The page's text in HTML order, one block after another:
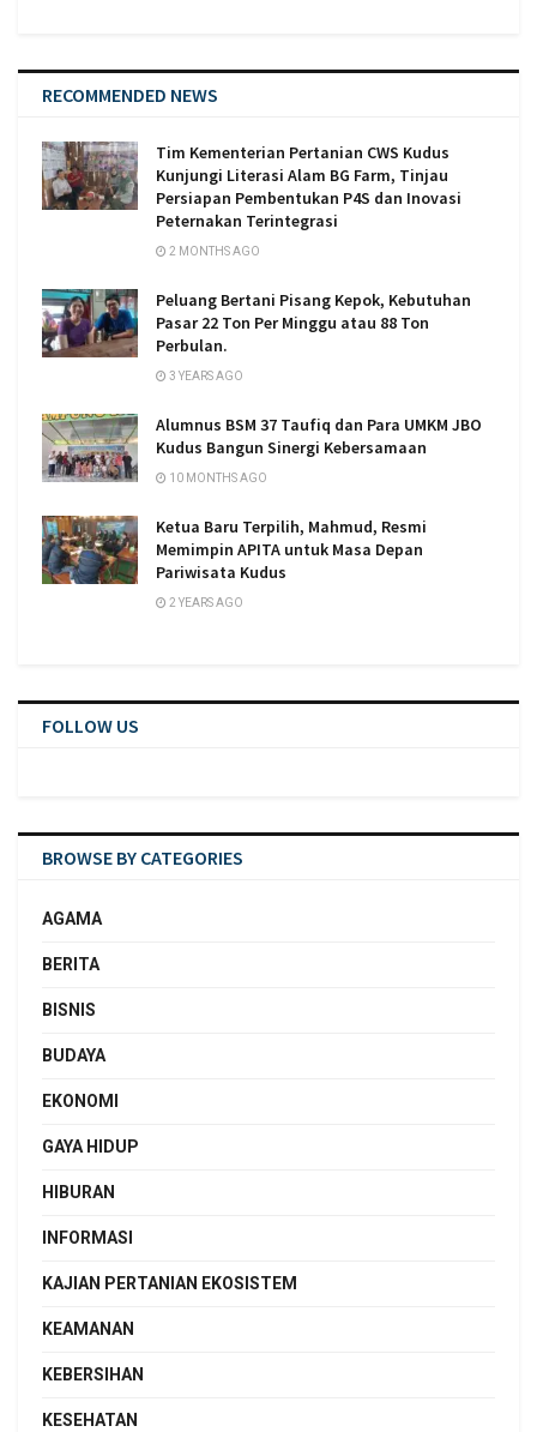
RECOMMENDED NEWS
Tim Kementerian Pertanian CWS Kudus
Kunjungi Literasi Alam BG Farm, Tinjau
Persiapan Pembentukan P4S dan Inovasi
Peternakan Terintegrasi
2 MONTHS AGO
Peluang Bertani Pisang Kepok, Kebutuhan
Pasar 22 Ton Per Minggu atau 88 Ton
Perbulan.
3 YEARS AGO
Alumnus BSM 37 Taufiq dan Para UMKM JBO
Kudus Bangun Sinergi Kebersamaan
10 MONTHS AGO
Ketua Baru Terpilih, Mahmud, Resmi
Memimpin APITA untuk Masa Depan
Pariwisata Kudus
2 YEARS AGO
FOLLOW US
BROWSE BY CATEGORIES
AGAMA
BERITA
BISNIS
BUDAYA
EKONOMI
GAYA HIDUP
HIBURAN
INFORMASI
KAJIAN PERTANIAN EKOSISTEM
KEAMANAN
KEBERSIHAN
KESEHATAN